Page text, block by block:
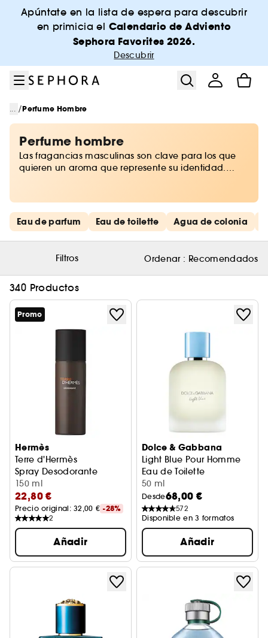
Ir al menú
Ir al contenido principal
Ir al pie de página
Apúntate en la lista de espera para descubrir
en primicia el Calendario de Adviento
Sephora Favorites 2026.
Descubrir
... /Perfume Hombre
Perfume hombre
Las fragancias masculinas son clave para los que
quieren un aroma que represente su identidad.
gusto, en Sephora tenemos el perfume masculino
perfecto para ti.
Saltar los enlaces rápidos
Eau de parfum Eau de toilette Agua de colonia
Filtros Ordenar : Recomendados
340 Productos
Promo
Hermès
Terre d'Hermès
Spray Desodorante
150 ml
22,80 €
Precio original: 32,00 € -28%
2
Añadir
Dolce & Gabbana
Light Blue Pour Homme
Eau de Toilette
50 ml
Desde68,00 €
572
Disponible en 3 formatos
Añadir